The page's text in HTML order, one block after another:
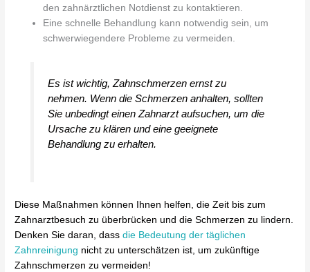
den zahnärztlichen Notdienst zu kontaktieren.
Eine schnelle Behandlung kann notwendig sein, um
schwerwiegendere Probleme zu vermeiden.
Es ist wichtig, Zahnschmerzen ernst zu
nehmen. Wenn die Schmerzen anhalten, sollten
Sie unbedingt einen Zahnarzt aufsuchen, um die
Ursache zu klären und eine geeignete
Behandlung zu erhalten.
Diese Maßnahmen können Ihnen helfen, die Zeit bis zum
Zahnarztbesuch zu überbrücken und die Schmerzen zu lindern.
Denken Sie daran, dassdie Bedeutung der täglichen
Zahnreinigung nicht zu unterschätzen ist, um zukünftige
Zahnschmerzen zu vermeiden!